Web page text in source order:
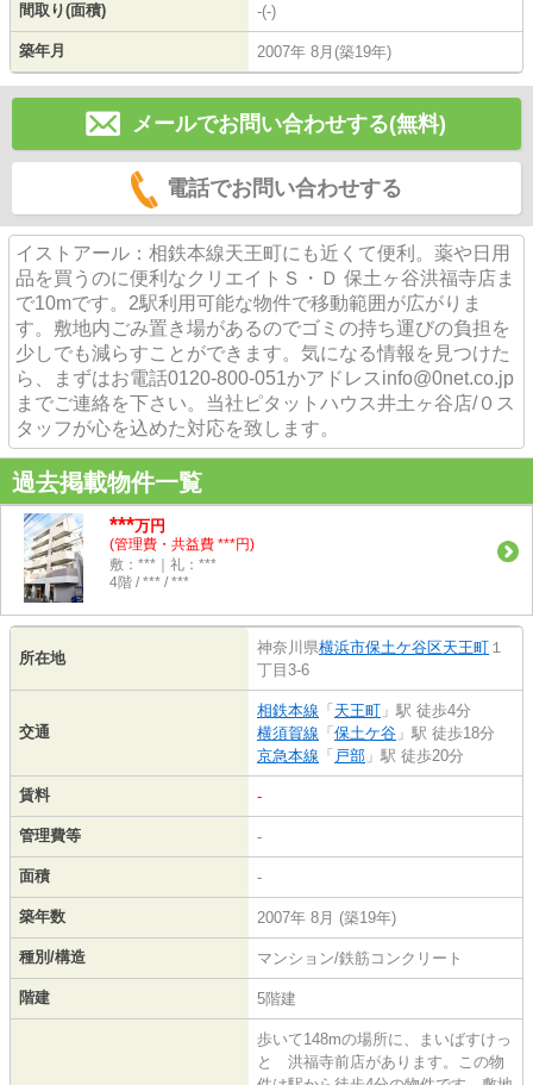
間取り(面積) -(-)
築年月 2007年 8月(築19年)
メールでお問い合わせする(無料)
電話でお問い合わせする
イストアール：相鉄本線天王町にも近くて便利。薬や日用
品を買うのに便利なクリエイトＳ・Ｄ 保土ヶ谷洪福寺店ま
で10mです。2駅利用可能な物件で移動範囲が広がりま
す。敷地内ごみ置き場があるのでゴミの持ち運びの負担を
少しでも減らすことができます。気になる情報を見つけた
ら、まずはお電話0120-800-051かアドレスinfo@0net.co.jp
までご連絡を下さい。当社ピタットハウス井土ヶ谷店/０ス
タッフが心を込めた対応を致します。
過去掲載物件一覧
***万円
(管理費・共益費 ***円)
敷：***｜礼：***
4階 / *** / ***
所在地
神奈川県横浜市保土ケ谷区天王町 １
丁目3-6
交通
相鉄本線 「 天王町 」駅 徒歩4分
横須賀線 「 保土ケ谷 」駅 徒歩18分
京急本線 「 戸部 」駅 徒歩20分
賃料 -
管理費等 -
面積 -
築年数 2007年 8月 (築19年)
種別/構造 マンション/鉄筋コンクリート
階建 5階建
歩いて148mの場所に、まいばすけっ
と 洪福寺前店があります。この物